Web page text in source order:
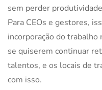
sem perder
Para CEOs e gestores,
incorporação do
se quiserem continuar
talentos, e os locais de
com isso.